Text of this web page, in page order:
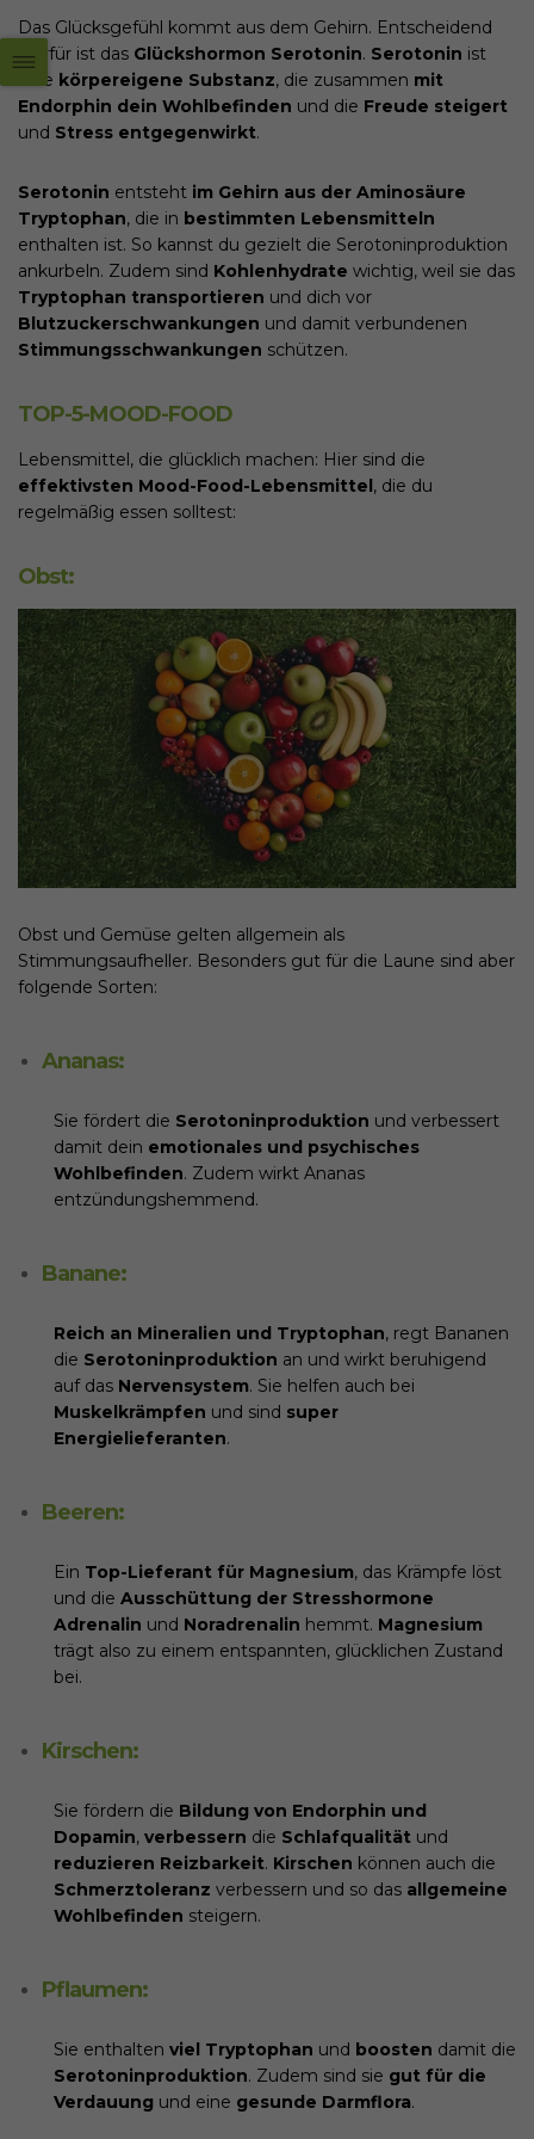
Das Glücksgefühl kommt aus dem Gehirn. Entscheidend
hierfür ist das Glückshormon Serotonin. Serotonin ist
eine körpereigene Substanz, die zusammen mit
Endorphin dein Wohlbefinden und die Freude steigert
und Stress entgegenwirkt.
Serotonin entsteht im Gehirn aus der Aminosäure
Tryptophan, die in bestimmten Lebensmitteln
enthalten ist. So kannst du gezielt die Serotoninproduktion
ankurbeln. Zudem sind Kohlenhydrate wichtig, weil sie das
Tryptophan transportieren und dich vor
Blutzuckerschwankungen und damit verbundenen
Stimmungsschwankungen schützen.
TOP-5-MOOD-FOOD
Lebensmittel, die glücklich machen: Hier sind die
effektivsten Mood-Food-Lebensmittel, die du
regelmäßig essen solltest:
Obst:
Obst und Gemüse gelten allgemein als
Stimmungsaufheller. Besonders gut für die Laune sind aber
folgende Sorten:
Ananas:
Sie fördert die Serotoninproduktion und verbessert
damit dein emotionales und psychisches
Wohlbefinden. Zudem wirkt Ananas
entzündungshemmend.
Banane:
Reich an Mineralien und Tryptophan, regt Bananen
die Serotoninproduktion an und wirkt beruhigend
auf das Nervensystem. Sie helfen auch bei
Muskelkrämpfen und sind super
Energielieferanten.
Beeren:
Ein Top-Lieferant für Magnesium, das Krämpfe löst
und die Ausschüttung der Stresshormone
Adrenalin und Noradrenalin hemmt. Magnesium
trägt also zu einem entspannten, glücklichen Zustand
bei.
Kirschen:
Sie fördern die Bildung von Endorphin und
Dopamin, verbessern die Schlafqualität und
reduzieren Reizbarkeit. Kirschen können auch die
Schmerztoleranz verbessern und so das allgemeine
Wohlbefinden steigern.
Pflaumen:
Sie enthalten viel Tryptophan und boosten damit die
Serotoninproduktion. Zudem sind sie gut für die
Verdauung und eine gesunde Darmflora.